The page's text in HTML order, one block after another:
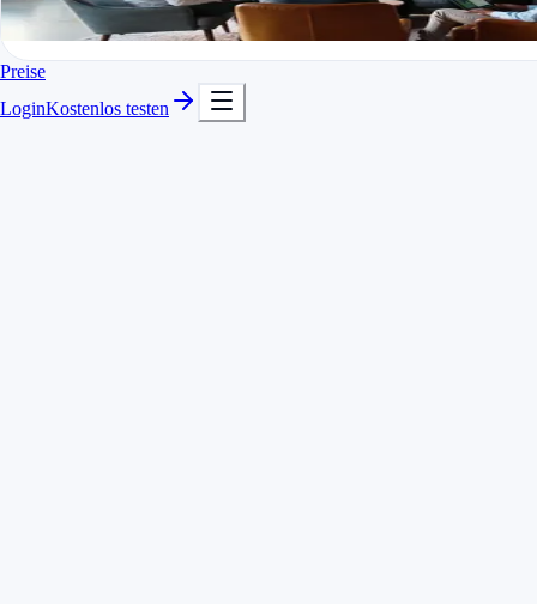
In Minuten startklar
Kostenlos testen
Preise
LoginKostenlos testen